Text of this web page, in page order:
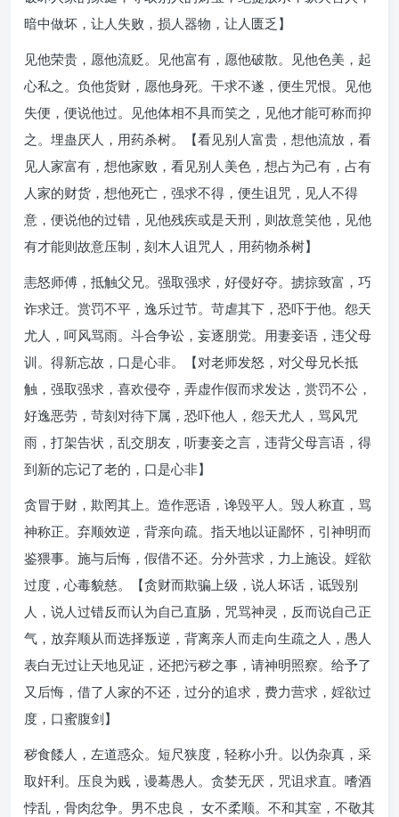
暗中做坏，让人失败，损人器物，让人匮乏】
见他荣贵，愿他流贬。见他富有，愿他破散。见他色美，起
心私之。负他货财，愿他身死。干求不遂，便生咒恨。见他
失便，便说他过。见他体相不具而笑之，见他才能可称而抑
之。埋蛊厌人，用药杀树。【看见别人富贵，想他流放，看
见人家富有，想他家败，看见别人美色，想占为己有，占有
人家的财货，想他死亡，强求不得，便生诅咒，见人不得
意，便说他的过错，见他残疾或是天刑，则故意笑他，见他
有才能则故意压制，刻木人诅咒人，用药物杀树】
恚怒师傅，抵触父兄。强取强求，好侵好夺。掳掠致富，巧
诈求迁。赏罚不平，逸乐过节。苛虐其下，恐吓于他。怨天
尤人，呵风骂雨。斗合争讼，妄逐朋党。用妻妾语，违父母
训。得新忘故，口是心非。【对老师发怒，对父母兄长抵
触，强取强求，喜欢侵夺，弄虚作假而求发达，赏罚不公，
好逸恶劳，苛刻对待下属，恐吓他人，怨天尤人，骂风咒
雨，打架告状，乱交朋友，听妻妾之言，违背父母言语，得
到新的忘记了老的，口是心非】
贪冒于财，欺罔其上。造作恶语，谗毁平人。毁人称直，骂
神称正。弃顺效逆，背亲向疏。指天地以证鄙怀，引神明而
鉴猥事。施与后悔，假借不还。分外营求，力上施设。婬欲
过度，心毒貌慈。【贪财而欺骗上级，说人坏话，诋毁别
人，说人过错反而认为自己直肠，咒骂神灵，反而说自己正
气，放弃顺从而选择叛逆，背离亲人而走向生疏之人，愚人
表白无过让天地见证，还把污秽之事，请神明照察。给予了
又后悔，借了人家的不还，过分的追求，费力营求，婬欲过
度，口蜜腹剑】
秽食餧人，左道惑众。短尺狭度，轻称小升。以伪杂真，采
取奸利。压良为贱，谩蓦愚人。贪婪无厌，咒诅求直。嗜酒
悖乱，骨肉忿争。男不忠良， 女不柔顺。不和其室，不敬其